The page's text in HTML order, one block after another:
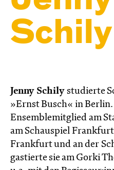
Schily
Jenny Schily studierte
»Ernst Busch« in Berlin.
Ensemblemitglied am
am Schauspiel
Frankfurt und an der
gastierte sie am Gorki